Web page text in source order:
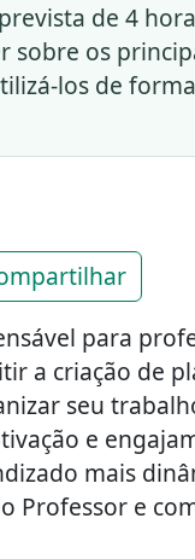
de 4
os
los de
para
a criação de
seu
e
mais
Professor e